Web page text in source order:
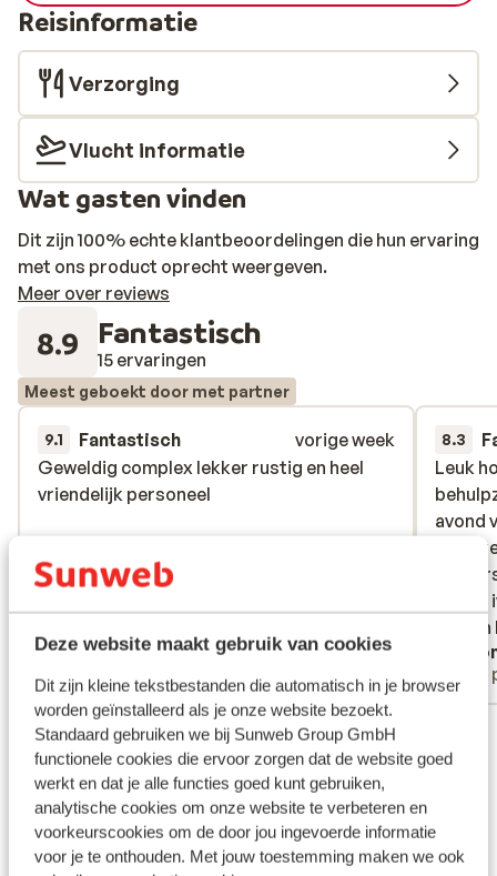
Deze website maakt gebruik van cookies
Dit zijn kleine tekstbestanden die automatisch in je browser
worden geïnstalleerd als je onze website bezoekt.
Standaard gebruiken we bij Sunweb Group GmbH
functionele cookies die ervoor zorgen dat de website goed
werkt en dat je alle functies goed kunt gebruiken,
analytische cookies om onze website te verbeteren en
voorkeurscookies om de door jou ingevoerde informatie
voor je te onthouden. Met jouw toestemming maken we ook
Reisinformatie
Verzorging
Vlucht informatie
Wat gasten vinden
Dit zijn 100% echte klantbeoordelingen die hun ervaring
met ons product oprecht weergeven.
Meer over reviews
8.9 Fantastisch
15 ervaringen
Meest geboekt door met partner
9.1 Fantastisch
vorige week
Geweldig complex lekker rustig en heel
vriendelijk personeel
Geweldig complex lekker rustig en heel
vriendelijk personeel
Anoniem
Alleenstaande ouder
8.3
Leuk
avond
la
Leuk
avond
la
Bekijk alle 15 ervaringen
Ligging